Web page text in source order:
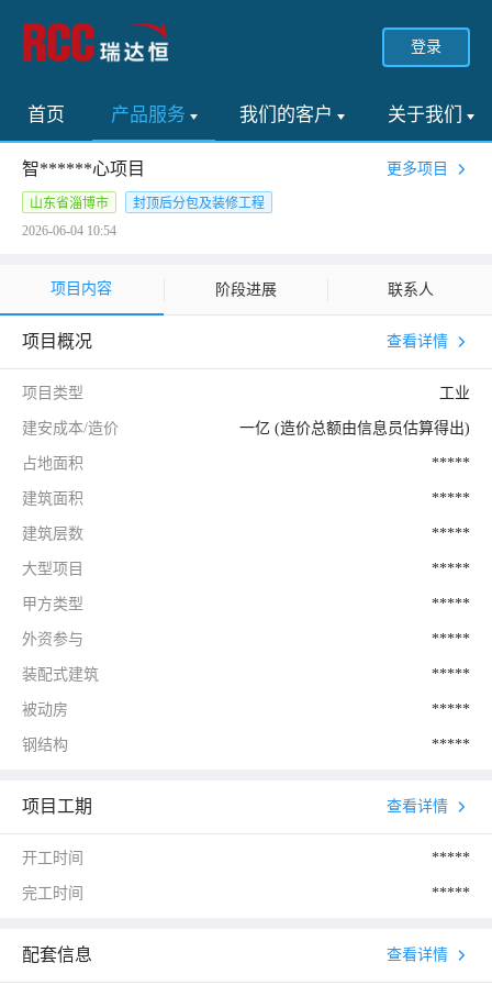
登录
首页 产品服务 我们的客户 关于我们
智******心项目 更多项目
山东省淄博市
封顶后分包及装修工程
2026-06-04 10:54
项目内容 阶段进展 联系人
项目概况 查看详情
项目类型 工业
建安成本/造价 一亿 (造价总额由信息员估算得出)
占地面积 *****
建筑面积 *****
建筑层数 *****
大型项目 *****
甲方类型 *****
外资参与 *****
装配式建筑 *****
被动房 *****
钢结构 *****
项目工期 查看详情
开工时间 *****
完工时间 *****
配套信息 查看详情